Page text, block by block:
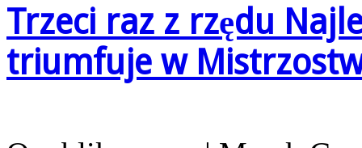
Trzeci raz z rzędu
triumfuje w